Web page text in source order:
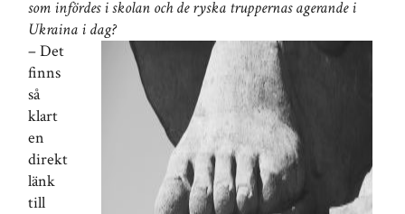
som infördes i skolan och de ryska truppernas agerande i
Ukraina i dag?
– Det
finns
så
klart
en
direkt
länk
till